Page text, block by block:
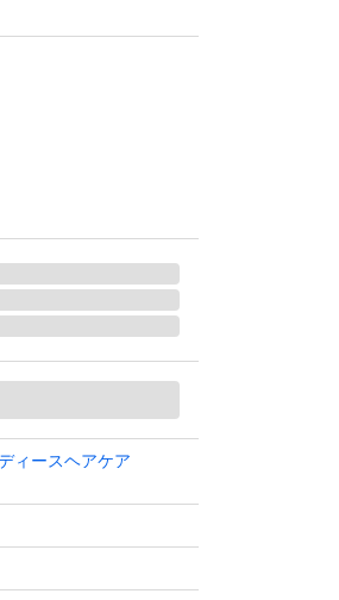
ンス
フィルムや封緘シー
る状態です！
ただし、真贋に関す
理由とした返品には
ださい。
ィースヘアケア